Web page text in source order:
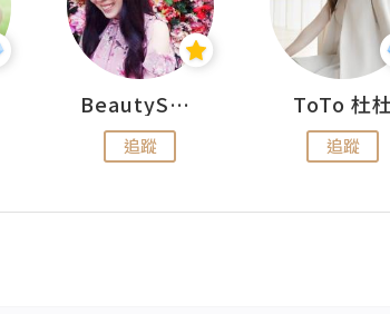
BeautySearch
追蹤
ToTo 杜
追蹤